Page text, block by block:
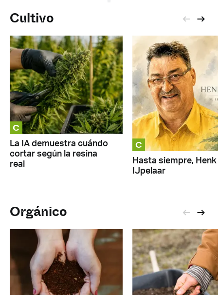
Cultivo
C
La IA demuestra cuándo
cortar según la resina
real
C
Hasta siempre, Henk
IJpelaar
Orgánico